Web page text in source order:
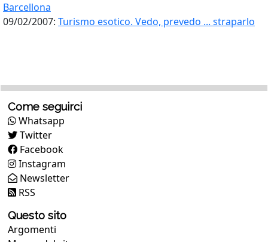
Barcellona
09/02/2007: Turismo esotico. Vedo, prevedo ... straparlo
Come seguirci
Whatsapp
Twitter
Facebook
Instagram
Newsletter
RSS
Questo sito
Argomenti